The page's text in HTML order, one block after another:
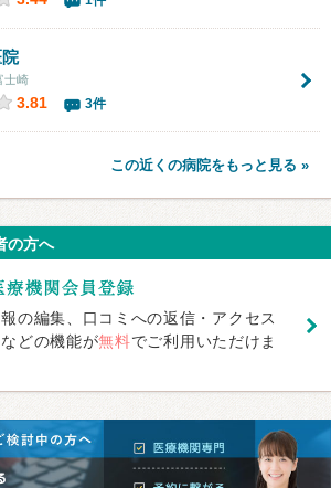
士崎
3.81 3件
この近くの病院をもっと見る »
の方へ
の編集、口コミへの返信・アクセス
どの機能が無料でご利用いただけま